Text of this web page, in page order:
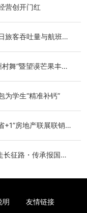
营创开门红
旅客吞吐量与航班起
舞”暨望谟芒果丰收
为学生“精准补钙”
+1”房地产联展联销活
长征路・传承报国
明 友情链接